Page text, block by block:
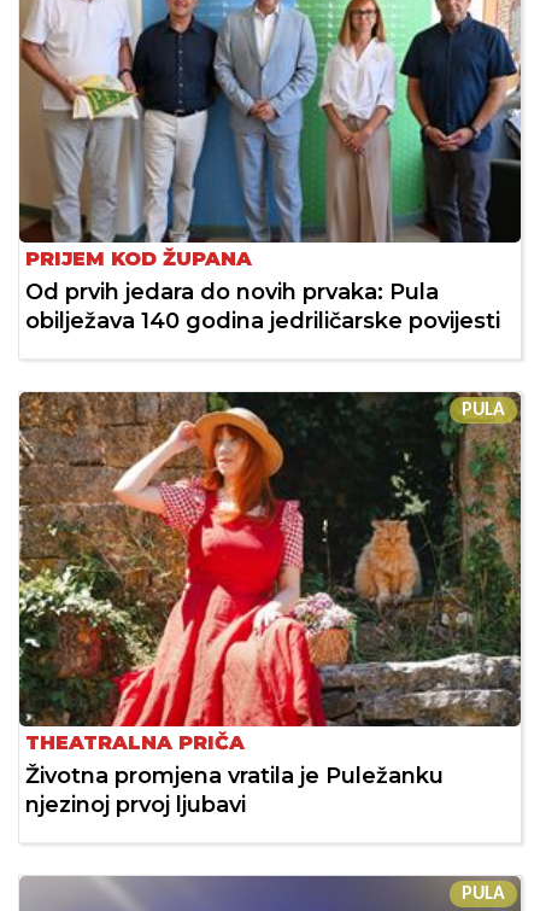
PRIJEM KOD ŽUPANA
Od prvih jedara do novih prvaka: Pula
obilježava 140 godina jedriličarske povijesti
PULA
THEATRALNA PRIČA
Životna promjena vratila je Puležanku
njezinoj prvoj ljubavi
PULA